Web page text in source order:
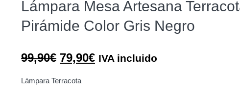
Lámpara Mesa Artesana
Pirámide Color Gris Negro
99,90€ El
original
79,90€El
IVA incluido
Lámpara Terracota